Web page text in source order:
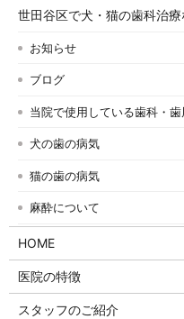
世田谷区で犬・猫の歯科治
お知らせ
ブログ
当院で使用している歯科・
犬の歯の病気
猫の歯の病気
麻酔について
HOME
医院の特徴
スタッフのご紹介